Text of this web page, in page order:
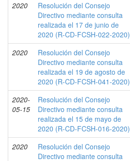
2020
Resolución del Consejo
Directivo mediante consulta
realizada el 17 de junio de
2020 (R-CD-FCSH-022-2020)
2020
Resolución del Consejo
Directivo mediante consulta
realizada el 19 de agosto de
2020 (R-CD-FCSH-041-2020)
2020-
05-15
Resolución del Consejo
Directivo mediante consulta
realizada el 15 de mayo de
2020 (R-CD-FCSH-016-2020)
2020
Resolución del Consejo
Directivo mediante consulta